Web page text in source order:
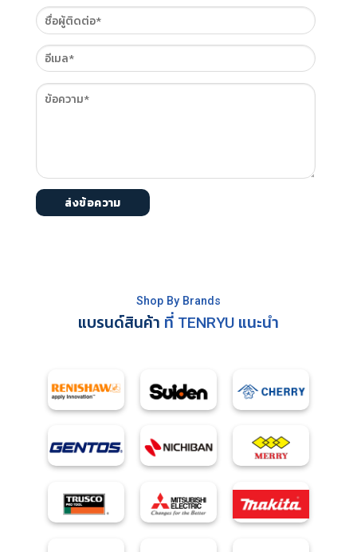
Shop By Brands
แบรนด์สินค้า ที่ TENRYU แนะนำ